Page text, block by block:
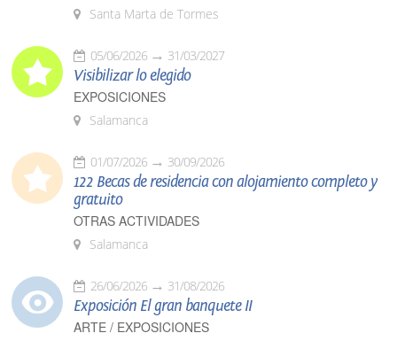
Santa Marta de Tormes
05/06/2026 31/03/2027
Visibilizar lo elegido
EXPOSICIONES
Salamanca
01/07/2026 30/09/2026
122 Becas de residencia con alojamiento completo y
gratuito
OTRAS ACTIVIDADES
Salamanca
26/06/2026 31/08/2026
Exposición El gran banquete II
ARTE / EXPOSICIONES